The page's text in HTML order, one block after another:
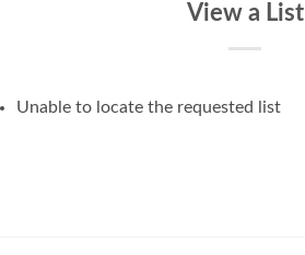
View a List
Unable to locate the requested list